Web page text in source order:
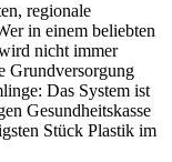
regionale
in einem beliebten
nicht immer
Grundversorgung
Das System ist
Gesundheitskasse
Stück Plastik im